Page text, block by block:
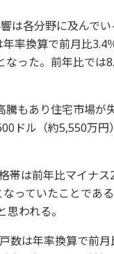
は各分野に及んで
率換算で前月比3.4
った。前年比では
もあり住宅市場が
ドル（約5,550万円
帯は前年比マイナス
っていたことであ
われる。
数は年率換算で前月